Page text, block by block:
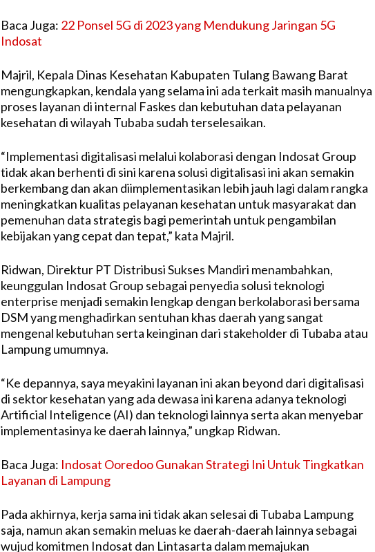
Baca Juga: 22 Ponsel 5G di 2023 yang Mendukung Jaringan 5G
Indosat
Majril, Kepala Dinas Kesehatan Kabupaten Tulang Bawang Barat
mengungkapkan, kendala yang selama ini ada terkait masih manualnya
proses layanan di internal Faskes dan kebutuhan data pelayanan
kesehatan di wilayah Tubaba sudah terselesaikan.
“Implementasi digitalisasi melalui kolaborasi dengan Indosat Group
tidak akan berhenti di sini karena solusi digitalisasi ini akan semakin
berkembang dan akan diimplementasikan lebih jauh lagi dalam rangka
meningkatkan kualitas pelayanan kesehatan untuk masyarakat dan
pemenuhan data strategis bagi pemerintah untuk pengambilan
kebijakan yang cepat dan tepat,” kata Majril.
Ridwan, Direktur PT Distribusi Sukses Mandiri menambahkan,
keunggulan Indosat Group sebagai penyedia solusi teknologi
enterprise menjadi semakin lengkap dengan berkolaborasi bersama
DSM yang menghadirkan sentuhan khas daerah yang sangat
mengenal kebutuhan serta keinginan dari stakeholder di Tubaba atau
Lampung umumnya.
“Ke depannya, saya meyakini layanan ini akan beyond dari digitalisasi
di sektor kesehatan yang ada dewasa ini karena adanya teknologi
Artificial Inteligence (AI) dan teknologi lainnya serta akan menyebar
implementasinya ke daerah lainnya,” ungkap Ridwan.
Baca Juga: Indosat Ooredoo Gunakan Strategi Ini Untuk Tingkatkan
Layanan di Lampung
Pada akhirnya, kerja sama ini tidak akan selesai di Tubaba Lampung
saja, namun akan semakin meluas ke daerah-daerah lainnya sebagai
wujud komitmen Indosat dan Lintasarta dalam memajukan